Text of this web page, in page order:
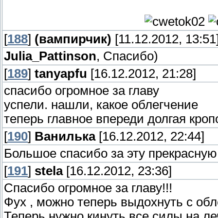
[188] (вампирчик) [11.12.2012,
Julia_Pattinson, Спасибо)
[189] tanyapfu [16.12.2012, 21:28]
спасибо огромное за главу
успели. нашли, какое облегчение
теперь главное впереди долгая
[190] Ванилька[16.12.2012, 22:44]
Большое спасибо за эту
[191] stela[16.12.2012, 23:36]
Спасибо огромное за главу!!!
Фух , можно теперь выдохнуть с